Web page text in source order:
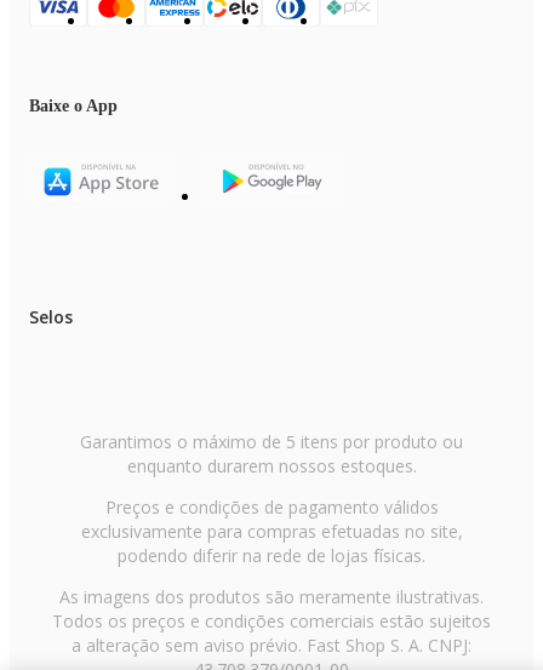
Baixe o App
Selos
Garantimos o máximo de 5 itens por produto ou
enquanto durarem nossos estoques.
Preços e condições de pagamento válidos
exclusivamente para compras efetuadas no site,
podendo diferir na rede de lojas físicas.
As imagens dos produtos são meramente ilustrativas.
Todos os preços e condições comerciais estão sujeitos
a alteração sem aviso prévio. Fast Shop S. A. CNPJ: